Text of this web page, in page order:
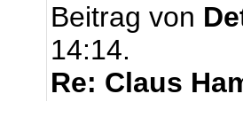
Beitrag von
14:14.
Re: Claus